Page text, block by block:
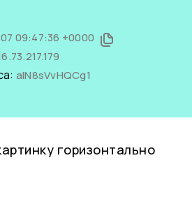
09:47:36 +0000
alN8sVvHQCg1
горизонтально